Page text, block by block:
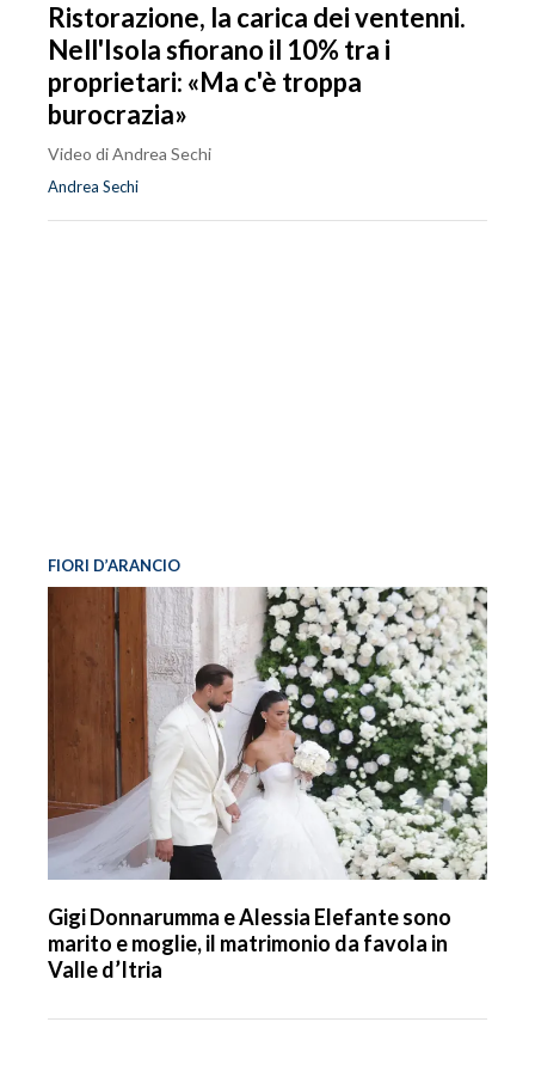
Ristorazione, la carica dei ventenni.
Nell'Isola sfiorano il 10% tra i
proprietari: «Ma c'è troppa
burocrazia»
Video di Andrea Sechi
Andrea Sechi
FIORI D’ARANCIO
Gigi Donnarumma e Alessia Elefante sono
marito e moglie, il matrimonio da favola in
Valle d’Itria